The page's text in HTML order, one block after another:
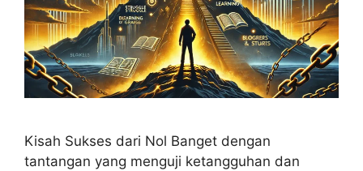
Kisah Sukses dari Nol Banget dengan
tantangan yang menguji ketangguhan dan